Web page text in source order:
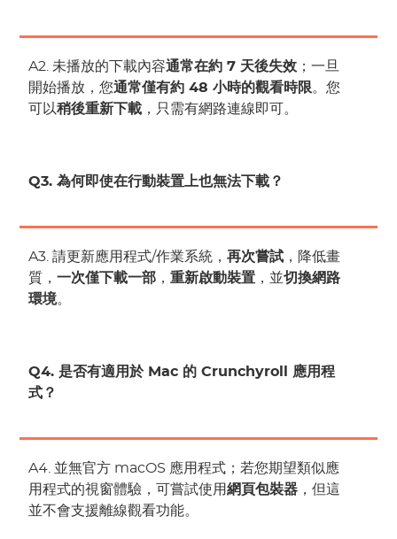
A2. 未播放的下載內容通常在約 7 天後失效 ；一旦
開始播放，您通常僅有約 48 小時的觀看時限。您
可以稍後重新下載 ，只需有網路連線即可。
Q3. 為何即使在行動裝置上也無法下載？
A3. 請更新應用程式/作業系統，再次嘗試 ，降低畫
質，一次僅下載一部 ，重新啟動裝置 ，並切換網路
環境。
Q4. 是否有適用於 Mac 的 Crunchyroll 應用程
式？
A4. 並無官方 macOS 應用程式；若您期望類似應
用程式的視窗體驗，可嘗試使用網頁包裝器 ，但這
並不會支援離線觀看功能。